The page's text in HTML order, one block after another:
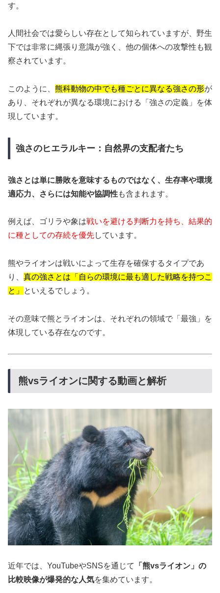
す。
人間社会では愛らしい存在として知られていますが、野生
下では非常に縄張り意識が強く、他の個体への攻撃性も観
察されています。
このように、 熊科動物の中でも種ごとに異なる強さの形が
あり、それぞれが異なる環境における「強さの定義」を体
現しています。
強さのヒエラルキー：自然界の支配者たち
強さとは単に勝敗を意味するものではなく、生存率や環境
適応力、さらには知能や協調性も含まれます。
例えば、ゴリラや象は戦いを避ける判断力を持ち、結果的
に種としての存続を優先しています。
熊やライオンは戦いによって生存を確保するタイプであ
り、 真の強さとは「自らの環境に最も適した戦略を持つこ
と」
といえるでしょう。
その意味で熊とライオンは、それぞれの領域で「最強」を
体現している存在なのです。
熊vsライオンに関する動画と解析
近年では、YouTubeやSNSを通じて
「熊vsライオン」の
比較映像が爆発的な人気を集めています。